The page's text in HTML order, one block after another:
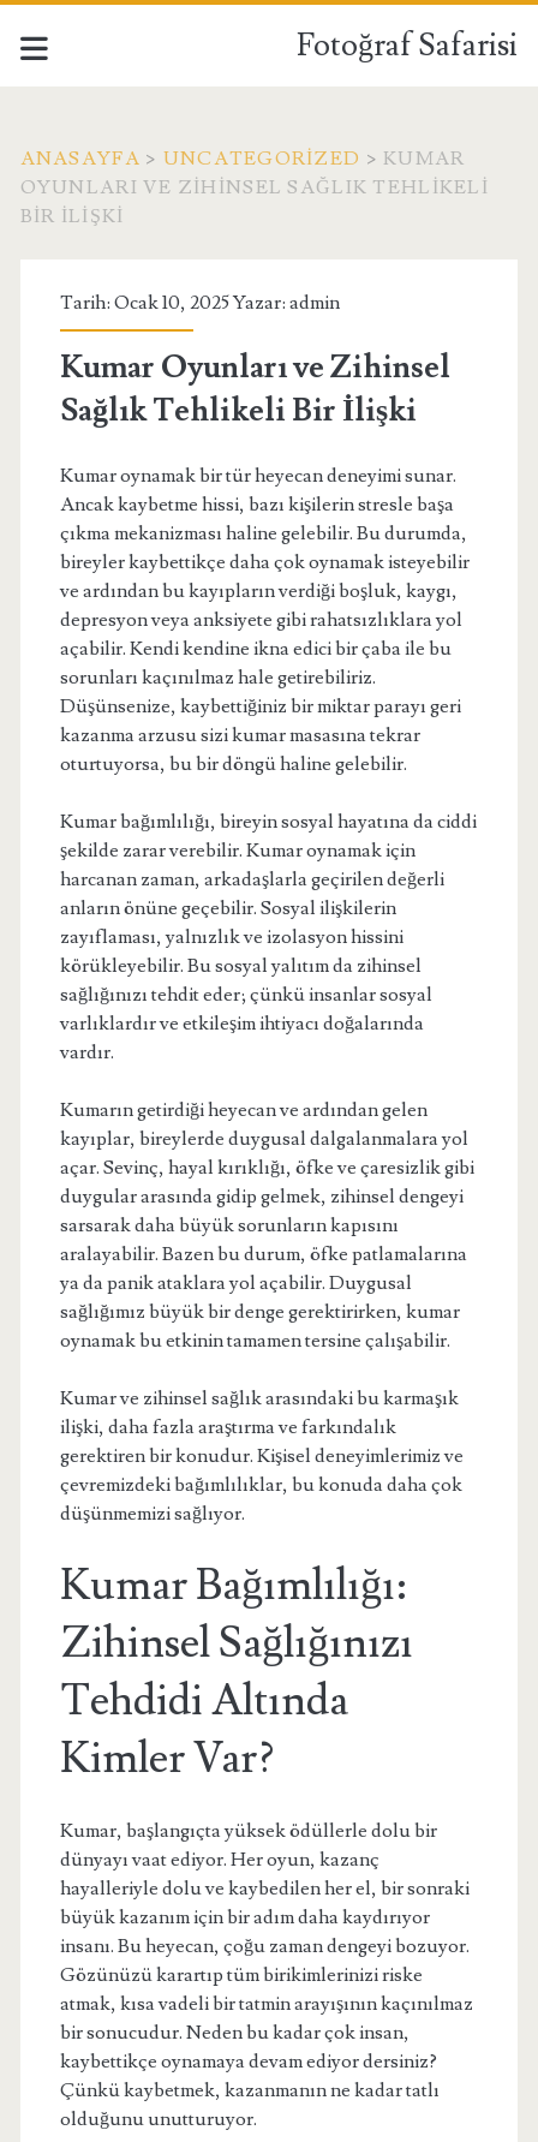
Fotoğraf Safarisi
ANASAYFA > UNCATEGORIZED > KUMAR
OYUNLARI VE ZIHINSEL SAĞLIK TEHLIKELI
BIR İLIŞKI
Tarih: Ocak 10, 2025 Yazar: admin
Kumar Oyunları ve Zihinsel
Sağlık Tehlikeli Bir İlişki
Kumar oynamak bir tür heyecan deneyimi sunar.
Ancak kaybetme hissi, bazı kişilerin stresle başa
çıkma mekanizması haline gelebilir. Bu durumda,
bireyler kaybettikçe daha çok oynamak isteyebilir
ve ardından bu kayıpların verdiği boşluk, kaygı,
depresyon veya anksiyete gibi rahatsızlıklara yol
açabilir. Kendi kendine ikna edici bir çaba ile bu
sorunları kaçınılmaz hale getirebiliriz.
Düşünsenize, kaybettiğiniz bir miktar parayı geri
kazanma arzusu sizi kumar masasına tekrar
oturtuyorsa, bu bir döngü haline gelebilir.
Kumar bağımlılığı, bireyin sosyal hayatına da ciddi
şekilde zarar verebilir. Kumar oynamak için
harcanan zaman, arkadaşlarla geçirilen değerli
anların önüne geçebilir. Sosyal ilişkilerin
zayıflaması, yalnızlık ve izolasyon hissini
körükleyebilir. Bu sosyal yalıtım da zihinsel
sağlığınızı tehdit eder; çünkü insanlar sosyal
varlıklardır ve etkileşim ihtiyacı doğalarında
vardır.
Kumarın getirdiği heyecan ve ardından gelen
kayıplar, bireylerde duygusal dalgalanmalara yol
açar. Sevinç, hayal kırıklığı, öfke ve çaresizlik gibi
duygular arasında gidip gelmek, zihinsel dengeyi
sarsarak daha büyük sorunların kapısını
aralayabilir. Bazen bu durum, öfke patlamalarına
ya da panik ataklara yol açabilir. Duygusal
sağlığımız büyük bir denge gerektirirken, kumar
oynamak bu etkinin tamamen tersine çalışabilir.
Kumar ve zihinsel sağlık arasındaki bu karmaşık
ilişki, daha fazla araştırma ve farkındalık
gerektiren bir konudur. Kişisel deneyimlerimiz ve
çevremizdeki bağımlılıklar, bu konuda daha çok
düşünmemizi sağlıyor.
Kumar Bağımlılığı:
Zihinsel Sağlığınızı
Tehdidi Altında
Kimler Var?
Kumar, başlangıçta yüksek ödüllerle dolu bir
dünyayı vaat ediyor. Her oyun, kazanç
hayalleriyle dolu ve kaybedilen her el, bir sonraki
büyük kazanım için bir adım daha kaydırıyor
insanı. Bu heyecan, çoğu zaman dengeyi bozuyor.
Gözünüzü karartıp tüm birikimlerinizi riske
atmak, kısa vadeli bir tatmin arayışının kaçınılmaz
bir sonucudur. Neden bu kadar çok insan,
kaybettikçe oynamaya devam ediyor dersiniz?
Çünkü kaybetmek, kazanmanın ne kadar tatlı
olduğunu unutturuyor.